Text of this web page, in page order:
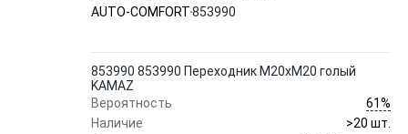
AUTO-COMFORT853990
853990 853990 Переходник М20хМ20 голый
KAMAZ
Вероятность
61%
Наличие
>20 шт.